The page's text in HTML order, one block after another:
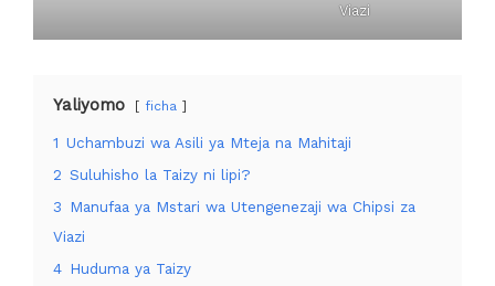
Viazi
Yaliyomo ficha
1 Uchambuzi wa Asili ya Mteja na Mahitaji
2 Suluhisho la Taizy ni lipi?
3 Manufaa ya Mstari wa Utengenezaji wa Chipsi za
Viazi
4 Huduma ya Taizy